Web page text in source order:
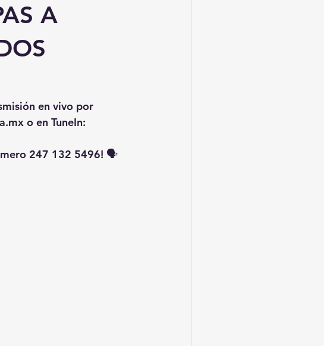
A
en vivo por
o en TuneIn:
247 132 5496! 🗣️